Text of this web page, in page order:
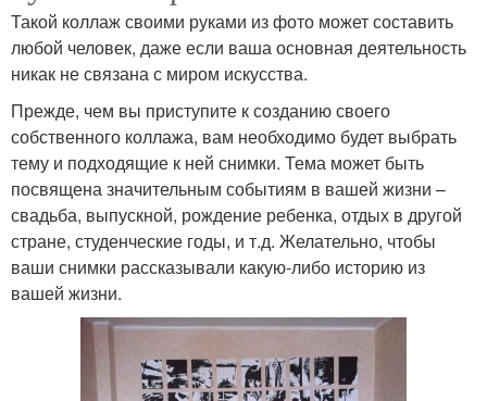
Такой коллаж своими руками из фото может составить
любой человек, даже если ваша основная деятельность
никак не связана с миром искусства.
Прежде, чем вы приступите к созданию своего
собственного коллажа, вам необходимо будет выбрать
тему и подходящие к ней снимки. Тема может быть
посвящена значительным событиям в вашей жизни –
свадьба, выпускной, рождение ребенка, отдых в другой
стране, студенческие годы, и т.д. Желательно, чтобы
ваши снимки рассказывали какую-либо историю из
вашей жизни.